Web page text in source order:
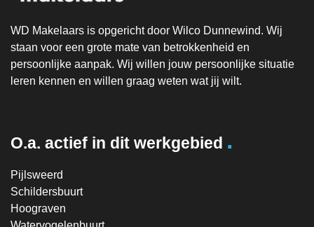
WD Makelaars is opgericht door Wilco Dunnewind. Wij
staan voor een grote mate van betrokkenheid en
persoonlijke aanpak. Wij willen jouw persoonlijke situatie
leren kennen en willen graag weten wat jij wilt.
O.a. actief in dit werkgebied .
Pijlsweerd
Schildersbuurt
Hoograven